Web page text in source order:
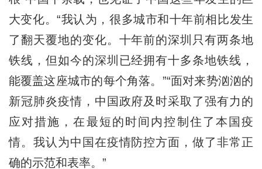
大变化。“我认为，很多城市和十年前相比发生
了翻天覆地的变化。十年前的深圳只有两条地
铁线，但如今的深圳已经拥有十多条地铁线，
能覆盖这座城市的每个角落。”“面对来势汹汹的
新冠肺炎疫情，中国政府及时采取了强有力的
应对措施，在最短的时间内控制住了本国疫
情。我认为中国在疫情防控方面，做了非常正
确的示范和表率。”